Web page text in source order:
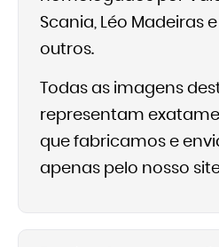
Scania, Léo Madeiras
outros.
Todas as imagens
representam
que fabricamos e
apenas pelo nosso